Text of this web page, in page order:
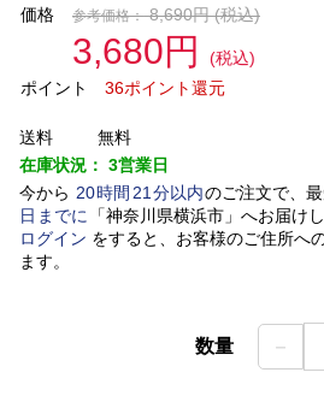
価格 参考価格： 8,690円(税込)
3,680円
(税込)
ポイント
36ポイント還元
送料
無料
在庫状況： 3営業日
今から 20時間 21 分以内のご注文で、
日 までに 「神奈川県横浜市」 へお届けし
ログイン をすると、お客様のご住所へ
ます。
数量 －